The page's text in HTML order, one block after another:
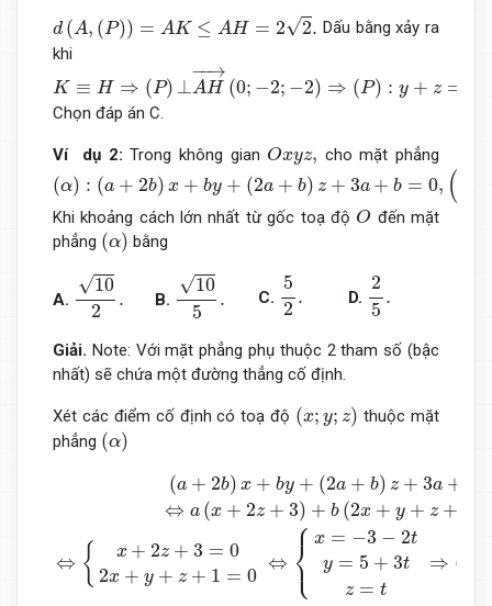
d (A, (P)) = AK ≤ AH = 2√2.
A , P = A A
Dấu bằng xảy ra
khi
K ≡ H ⇒ (P) ⊥
−
−→
AH (0; −2; −2) ⇒ (P) : y + z =
K≡ →(0;−
Chọn đáp án C.
Ví dụ 2:Trong không gian Oxyz,
Ox cho mặt phẳng
(α) : (a + 2b) x + by + (2a + b) z + 3a + b = 0, (
(α (a+ 2b )x+by +(2a+ b)z+ 3 a+b= 0,(a b∈R ;a2+b >
Khi khoảng cách lớn nhất từ gốc toạ độ O
O đến mặt
phẳng (α)
( ) bằng
A.
√10
2
.
102.
B.
√10
5
.
105.
C.
5
2
.
52
D.
2
5
.
25
Giải. Note: Với mặt phẳng phụ thuộc 2 tham số (bậc
nhất) sẽ chứa một đường thẳng cố định.
Xét các điểm cố định có toạ độ (x; y; z)
(
thuộc mặt
phẳng (α)
( )
(a + 2b) x + by + (2a + b) z + 3a +
⇔ a (x + 2z + 3) + b (2x + y + z +
⇔ { x + 2z + 3 = 0
2x + y + z + 1 = 0
⇔ ⎧
⎨
⎩
x = −3 − 2t
y = 5 + 3t
z = t
⇒ (
2 +b )z+ + b ∀ a,b ⇔ a(x 2z + +